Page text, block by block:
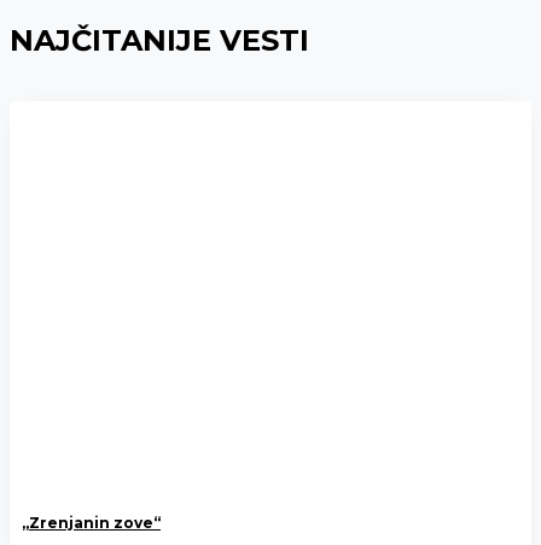
NAJČITANIJE VESTI
„Zrenjanin zove“